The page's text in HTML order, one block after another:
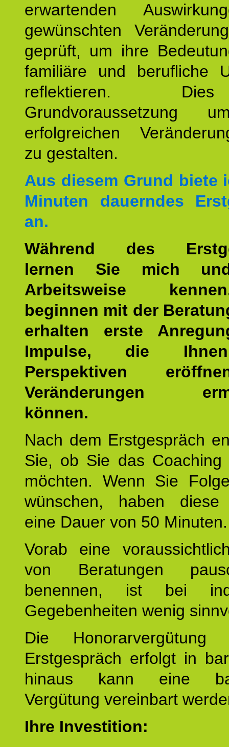
erwartenden
gewünschten
geprüft, um ihre
familiäre und berufliche
reflektieren.
Grundvoraussetzung
erfolgreichen
zu gestalten.
Aus diesem Grund biete
Minuten dauerndes
an.
Während des
lernen Sie mich
Arbeitsweise
beginnen mit der
erhalten erste
Impulse, die
Perspektiven
Veränderungen
können.
Nach dem Erstgespräch
Sie, ob Sie das Coaching
möchten. Wenn Sie
wünschen, haben diese
eine Dauer von 50 Minuten.
Vorab eine
von Beratungen
benennen, ist bei
Gegebenheiten wenig
Die
Erstgespräch erfolgt in
hinaus kann eine
Vergütung vereinbart
Ihre Investition: